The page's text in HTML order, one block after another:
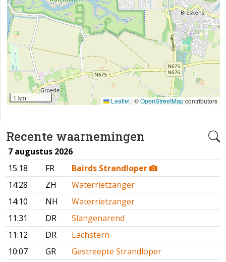
Recente waarnemingen
7 augustus 2026
15:18
FR
Bairds Strandloper
14:28
ZH
Waterrietzanger
14:10
NH
Waterrietzanger
11:31
DR
Slangenarend
11:12
DR
Lachstern
10:07
GR
Gestreepte Strandloper
1 km Leaflet | ©OpenStreetMapcontributors